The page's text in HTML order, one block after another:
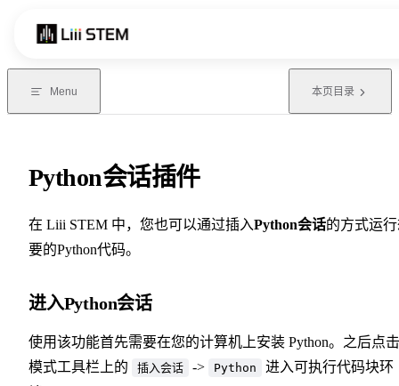
Menu 本页目录
Python会话插件
在 Liii STEM 中，您也可以通过插入Python会话的方式运
要的Python代码。
进入Python会话
使用该功能首先需要在您的计算机上安装 Python。之后点击
模式工具栏上的
插入会话 -> Python
进入可执行代码块环